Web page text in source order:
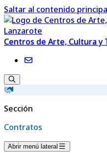
Saltar al contenido
Centros de Arte, Cultura y
Sección
Contratos
Abrir menú lateral